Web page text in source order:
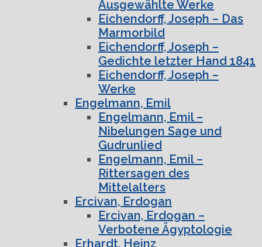
Ausgewählte Werke
Eichendorff, Joseph – Das
Marmorbild
Eichendorff, Joseph –
Gedichte letzter Hand 1841
Eichendorff, Joseph –
Werke
Engelmann, Emil
Engelmann, Emil –
Nibelungen Sage und
Gudrunlied
Engelmann, Emil –
Rittersagen des
Mittelalters
Ercivan, Erdogan
Ercivan, Erdogan –
Verbotene Ägyptologie
Erhardt, Heinz